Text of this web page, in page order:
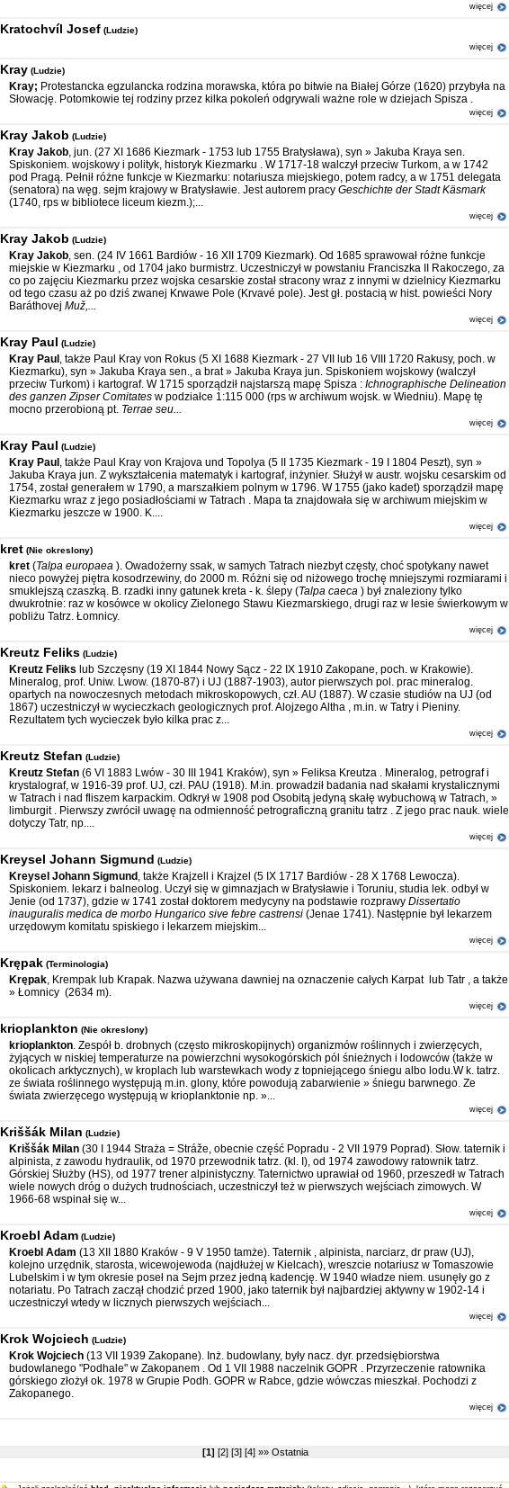
więcej
Kratochvíl Josef (Ludzie)
więcej
Kray (Ludzie)
Kray; Protestancka egzulancka rodzina morawska, która po bitwie na Białej Górze (1620) przybyła na
Słowację. Potomkowie tej rodziny przez kilka pokoleń odgrywali ważne role w dziejach Spisza .
więcej
Kray Jakob (Ludzie)
Kray Jakob, jun. (27 XI 1686 Kiezmark - 1753 lub 1755 Bratysława), syn » Jakuba Kraya sen.
Spiskoniem. wojskowy i polityk, historyk Kiezmarku . W 1717-18 walczył przeciw Turkom, a w 1742
pod Pragą. Pełnił różne funkcje w Kiezmarku: notariusza miejskiego, potem radcy, a w 1751 delegata
(senatora) na węg. sejm krajowy w Bratysławie. Jest autorem pracy Geschichte der Stadt Käsmark
(1740, rps w bibliotece liceum kiezm.);...
więcej
Kray Jakob (Ludzie)
Kray Jakob, sen. (24 IV 1661 Bardiów - 16 XII 1709 Kiezmark). Od 1685 sprawował różne funkcje
miejskie w Kiezmarku , od 1704 jako burmistrz. Uczestniczył w powstaniu Franciszka II Rakoczego, za
co po zajęciu Kiezmarku przez wojska cesarskie został stracony wraz z innymi w dzielnicy Kiezmarku
od tego czasu aż po dziś zwanej Krwawe Pole (Krvavé pole). Jest gł. postacią w hist. powieści Nory
Baráthovej Muž,...
więcej
Kray Paul (Ludzie)
Kray Paul , także Paul Kray von Rokus (5 XI 1688 Kiezmark - 27 VII lub 16 VIII 1720 Rakusy, poch. w
Kiezmarku), syn » Jakuba Kraya sen., a brat » Jakuba Kraya jun. Spiskoniem wojskowy (walczył
przeciw Turkom) i kartograf. W 1715 sporządził najstarszą mapę Spisza : Ichnographische Delineation
des ganzen Zipser Comitates w podziałce 1:115 000 (rps w archiwum wojsk. w Wiedniu). Mapę tę
mocno przerobioną pt. Terrae seu...
więcej
Kray Paul (Ludzie)
Kray Paul , także Paul Kray von Krajova und Topolya (5 II 1735 Kiezmark - 19 I 1804 Peszt), syn »
Jakuba Kraya jun. Z wykształcenia matematyk i kartograf, inżynier. Służył w austr. wojsku cesarskim od
1754, został generałem w 1790, a marszałkiem polnym w 1796. W 1755 (jako kadet) sporządził mapę
Kiezmarku wraz z jego posiadłościami w Tatrach . Mapa ta znajdowała się w archiwum miejskim w
Kiezmarku jeszcze w 1900. K....
więcej
kret (Nie okreslony)
kret (Talpa europaea ). Owadożerny ssak, w samych Tatrach niezbyt częsty, choć spotykany nawet
nieco powyżej piętra kosodrzewiny, do 2000 m. Różni się od niżowego trochę mniejszymi rozmiarami i
smuklejszą czaszką. B. rzadki inny gatunek kreta - k. ślepy (Talpa caeca ) był znaleziony tylko
dwukrotnie: raz w kosówce w okolicy Zielonego Stawu Kiezmarskiego, drugi raz w lesie świerkowym w
pobliżu Tatrz. Łomnicy.
więcej
Kreutz Feliks (Ludzie)
Kreutz Feliks lub Szczęsny (19 XI 1844 Nowy Sącz - 22 IX 1910 Zakopane, poch. w Krakowie).
Mineralog, prof. Uniw. Lwow. (1870-87) i UJ (1887-1903), autor pierwszych pol. prac mineralog.
opartych na nowoczesnych metodach mikroskopowych, czł. AU (1887). W czasie studiów na UJ (od
1867) uczestniczył w wycieczkach geologicznych prof. Alojzego Altha , m.in. w Tatry i Pieniny.
Rezultatem tych wycieczek było kilka prac z...
więcej
Kreutz Stefan (Ludzie)
Kreutz Stefan (6 VI 1883 Lwów - 30 III 1941 Kraków), syn » Feliksa Kreutza . Mineralog, petrograf i
krystalograf, w 1916-39 prof. UJ, czł. PAU (1918). M.in. prowadził badania nad skałami krystalicznymi
w Tatrach i nad fliszem karpackim. Odkrył w 1908 pod Osobitą jedyną skałę wybuchową w Tatrach, »
limburgit . Pierwszy zwrócił uwagę na odmienność petrograficzną granitu tatrz . Z jego prac nauk. wiele
dotyczy Tatr, np....
więcej
Kreysel Johann Sigmund (Ludzie)
Kreysel Johann Sigmund , także Krajzell i Krajzel (5 IX 1717 Bardiów - 28 X 1768 Lewocza).
Spiskoniem. lekarz i balneolog. Uczył się w gimnazjach w Bratysławie i Toruniu, studia lek. odbył w
Jenie (od 1737), gdzie w 1741 został doktorem medycyny na podstawie rozprawy Dissertatio
inauguralis medica de morbo Hungarico sive febre castrensi (Jenae 1741). Następnie był lekarzem
urzędowym komitatu spiskiego i lekarzem miejskim...
więcej
Krępak (Terminologia)
Krępak, Krempak lub Krapak. Nazwa używana dawniej na oznaczenie całych Karpat lub Tatr , a także
» Łomnicy (2634 m).
więcej
krioplankton (Nie okreslony)
krioplankton. Zespół b. drobnych (często mikroskopijnych) organizmów roślinnych i zwierzęcych,
żyjących w niskiej temperaturze na powierzchni wysokogórskich pól śnieżnych i lodowców (także w
okolicach arktycznych), w kroplach lub warstewkach wody z topniejącego śniegu albo lodu.W k. tatrz.
ze świata roślinnego występują m.in. glony, które powodują zabarwienie » śniegu barwnego. Ze
świata zwierzęcego występują w krioplanktonie np. »...
więcej
Kriššák Milan (Ludzie)
Kriššák Milan (30 I 1944 Straża = Stráže, obecnie część Popradu - 2 VII 1979 Poprad). Słow. taternik i
alpinista, z zawodu hydraulik, od 1970 przewodnik tatrz. (kl. I), od 1974 zawodowy ratownik tatrz.
Górskiej Służby (HS), od 1977 trener alpinistyczny. Taternictwo uprawiał od 1960, przeszedł w Tatrach
wiele nowych dróg o dużych trudnościach, uczestniczył też w pierwszych wejściach zimowych. W
1966-68 wspinał się w...
więcej
Kroebl Adam (Ludzie)
Kroebl Adam (13 XII 1880 Kraków - 9 V 1950 tamże). Taternik , alpinista, narciarz, dr praw (UJ),
kolejno urzędnik, starosta, wicewojewoda (najdłużej w Kielcach), wreszcie notariusz w Tomaszowie
Lubelskim i w tym okresie poseł na Sejm przez jedną kadencję. W 1940 władze niem. usunęły go z
notariatu. Po Tatrach zaczął chodzić przed 1900, jako taternik był najbardziej aktywny w 1902-14 i
uczestniczył wtedy w licznych pierwszych wejściach...
więcej
Krok Wojciech (Ludzie)
Krok Wojciech (13 VII 1939 Zakopane). Inż. budowlany, były nacz. dyr. przedsiębiorstwa
budowlanego "Podhale" w Zakopanem . Od 1 VII 1988 naczelnik GOPR . Przyrzeczenie ratownika
górskiego złożył ok. 1978 w Grupie Podh. GOPR w Rabce, gdzie wówczas mieszkał. Pochodzi z
Zakopanego.
więcej
[1] [2] [3] [4] »» Ostatnia